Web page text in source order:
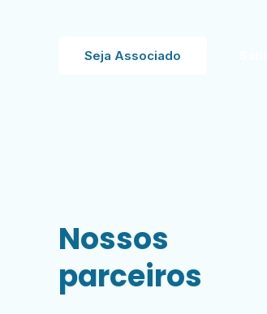
Seja Associado
Nossos
parceiros